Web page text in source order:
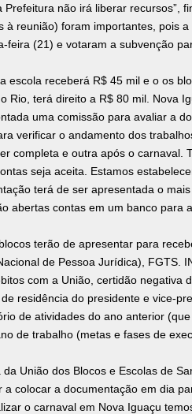
não irá liberar recursos”,
à reunião) foram importantes, pois
feira (21) e votaram a subvenção
escola receberá R$ 45 mil e o os
Rio, terá direito a R$ 80 mil. Nova
uma comissão para avaliar a
verificar o andamento dos
completa e outra após o carnaval.
seja aceita. Estamos
terá de ser apresentada o
abertas contas em um banco para
terão de apresentar para
de Pessoa Jurídica), FGTS.
com a União, certidão negativa
residência do presidente e vice-
de atividades do ano anterior
de trabalho (metas e fases de
União dos Blocos e Escolas de
a colocar a documentação em dia
o carnaval em Nova Iguaçu